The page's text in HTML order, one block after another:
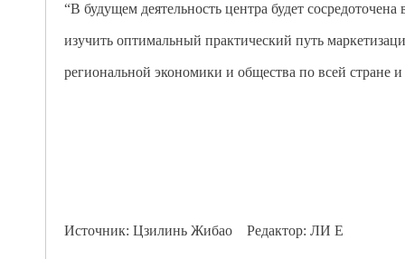
“В будущем деятельность центра будет
изучить оптимальный практический путь
региональной экономики и общества по всей
Источник: Цзилинь Жибао Редактор: ЛИ Е